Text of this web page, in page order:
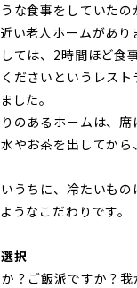
な食事をしていた
い老人ホームがあり
ては、2時間ほど食
ださいというレス
した。
のあるホームは、
やお茶を出してか
うちに、冷たいもの
うなこだわりです。
択
？ご飯派ですか？